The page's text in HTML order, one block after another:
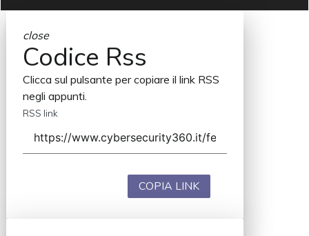
close
Codice Rss
Clicca sul pulsante per copiare il link RSS
negli appunti.
RSS link
COPIA LINK